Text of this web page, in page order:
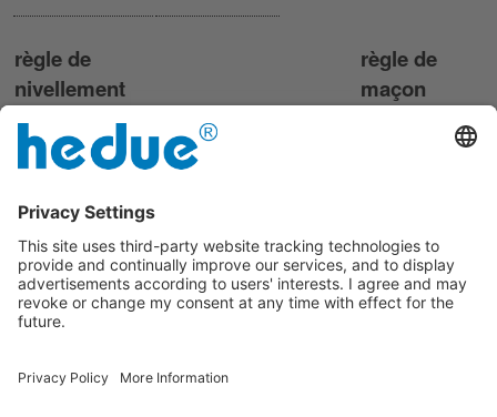
règle de
nivellement
pliante
En bois avec
E et en mm
2 variantes
à partir de
39,90 €
TVA.
règle de
maçon
Particulièrement
embouts
renforcés
5 variantes